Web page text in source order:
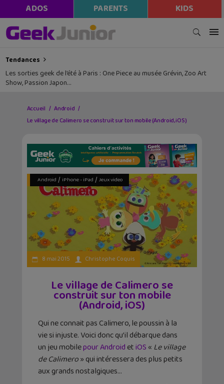
ADOS PARENTS KIDS
Tendances
Les sorties geek de l’été à Paris : One Piece au musée Grévin, Zoo Art
Show, Passion Japon…
Accueil
Android
Le village de Calimero se construit sur ton mobile (Android, iOS)
Android / iPhone - iPad / Jeux video
8 mai 2015 Christophe Coquis
Le village de Calimero se
construit sur ton mobile
(Android, iOS)
Qui ne connait pas Calimero, le poussin à la
vie si injuste. Voici donc qu’il débarque dans
un jeu mobilepour Android etiOS « Le village
de Calimero» qui intéressera des plus petits
aux grands nostalgiques…